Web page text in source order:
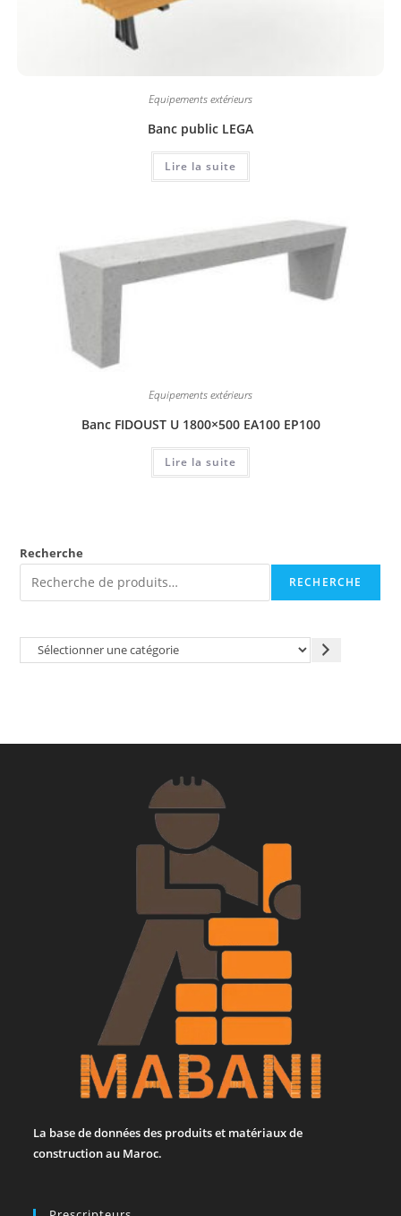
Equipements extérieurs
Banc public LEGA
Lire la suite
Equipements extérieurs
Banc FIDOUST U 1800×500 EA100 EP100
Lire la suite
Recherche
RECHERCHE
La base de données des produits et matériaux de
construction au Maroc.